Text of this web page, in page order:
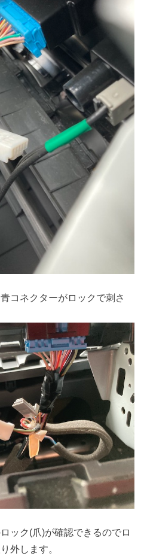
コネクターがロックで刺さ
ック(爪)が確認できるのでロ
外します。